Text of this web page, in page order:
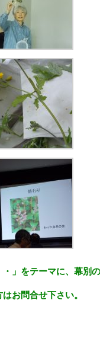
」をテーマに、幕別
お問合せ下さい。